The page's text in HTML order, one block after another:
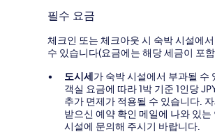
필수 요금
체크인 또는 체크아웃 시 숙박 시설에
수 있습니다(요금에는 해당 세금이 포
도시세가 숙박 시설에서 부과될 수
객실 요금에 따라 1박 기준 1인당
추가 면제가 적용될 수 있습니다.
받으신 예약 확인 메일에 나와 있
시설에 문의해 주시기 바랍니다.